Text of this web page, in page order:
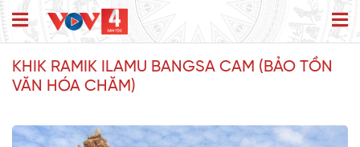
KHIK RAMIK ILAMU BANGSA CAM (BẢO TỒN
VĂN HÓA CHĂM)